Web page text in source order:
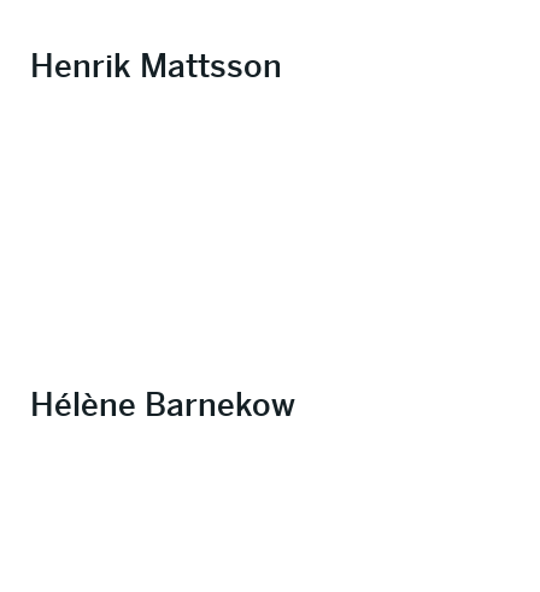
Henrik Mattsson
Hélène Barnekow